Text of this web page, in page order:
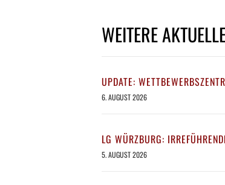
WEITERE
UPDATE:
6. AUGUST 2026
LG WÜRZBURG:
5. AUGUST 2026